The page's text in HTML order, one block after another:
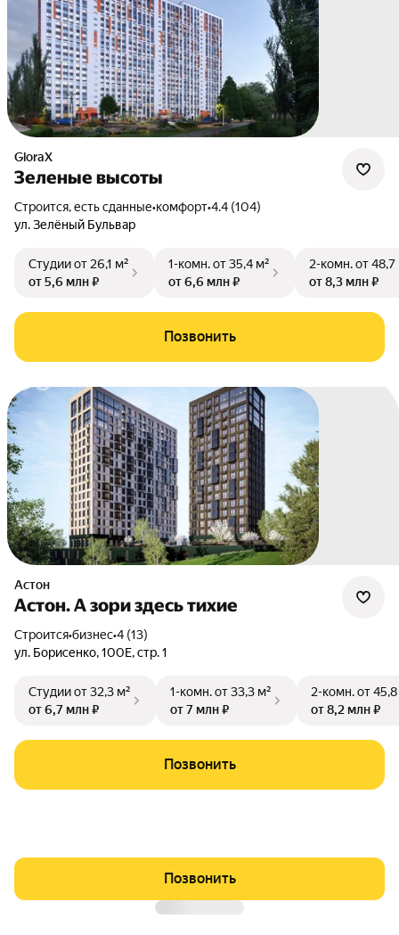
GloraX
Зеленые высоты
Строится, есть сданные•комфорт•4.4 (104)
ул. Зелёный Бульвар
Студииот 26,1 м²
от 5,6 млн ₽
1-комн.от 35,4 м²
от 6,6 млн ₽
2-комн.от 48,7
от 8,3 млн ₽
Позвонить
Астон
Астон. А зори здесь тихие
Строится•бизнес•4 (13)
ул. Борисенко,100Е,стр. 1
Студииот 32,3 м²
от 6,7 млн ₽
1-комн.от 33,3 м²
от 7 млн ₽
2-комн.от
от 8,2 млн ₽
Позвонить
Позвонить